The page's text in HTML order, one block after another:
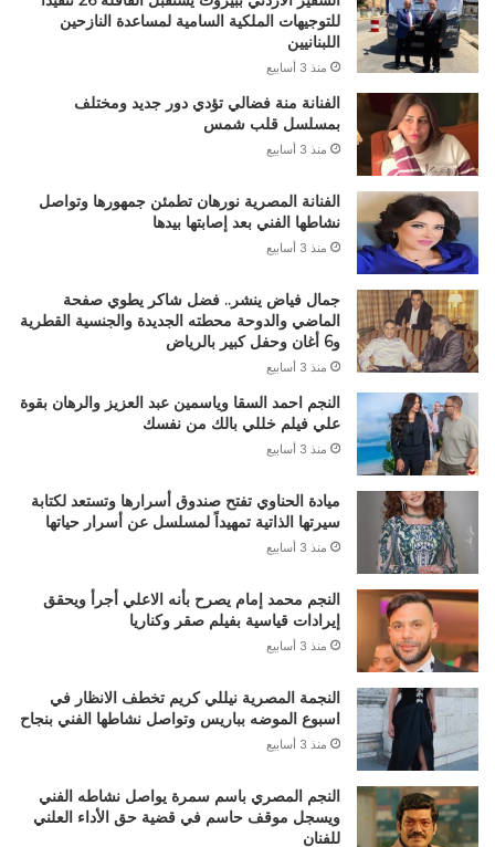
للتوجيهات الملكية السامية لمساعدة النازحين
اللبنانيين
منذ 3 أسابيع
الفنانة منة فضالي تؤدي دور جديد ومختلف
بمسلسل قلب شمس
منذ 3 أسابيع
الفنانة المصرية نورهان تطمئن جمهورها وتواصل
نشاطها الفني بعد إصابتها بيدها
منذ 3 أسابيع
جمال فياض ينشر.. فضل شاكر يطوي صفحة
الماضي والدوحة محطته الجديدة والجنسية القطرية
و6 أغان وحفل كبير بالرياض
منذ 3 أسابيع
النجم احمد السقا وياسمين عبد العزيز والرهان بقوة
علي فيلم خللي بالك من نفسك
منذ 3 أسابيع
ميادة الحناوي تفتح صندوق أسرارها وتستعد لكتابة
سيرتها الذاتية تمهيداً لمسلسل عن أسرار حياتها
منذ 3 أسابيع
النجم محمد إمام يصرح بأنه الاعلي أجرأ ويحقق
إيرادات قياسية بفيلم صقر وكناريا
منذ 3 أسابيع
النجمة المصرية نيللي كريم تخطف الانظار في
اسبوع الموضه بباريس وتواصل نشاطها الفني بنجاح
منذ 3 أسابيع
النجم المصري باسم سمرة يواصل نشاطه الفني
ويسجل موقف حاسم في قضية حق الأداء العلني
للفنان